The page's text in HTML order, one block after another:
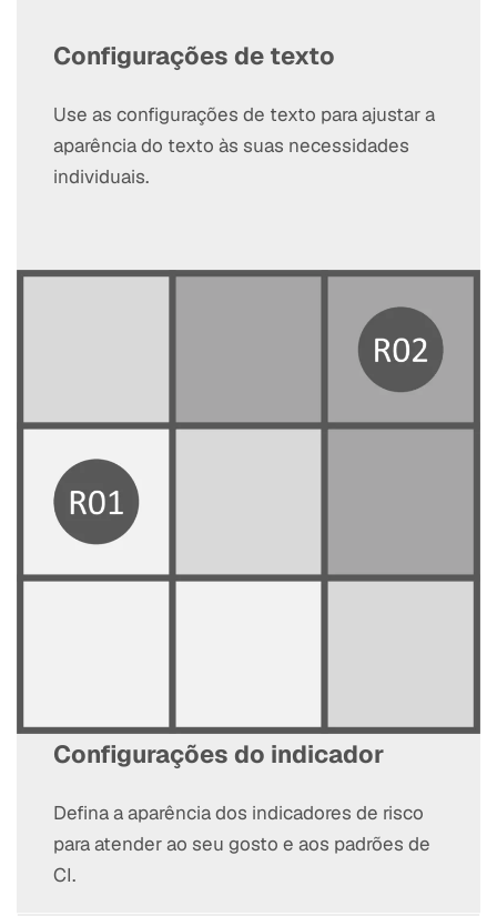
Configurações de texto
Use as configurações de texto para ajustar a
aparência do texto às suas necessidades
individuais.
Configurações do indicador
Defina a aparência dos indicadores de risco
para atender ao seu gosto e aos padrões de
CI.